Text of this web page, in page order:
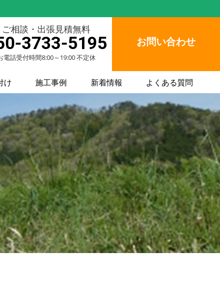
ご相談・出張見積無料
3733-5195
電話受付時間8:00～19:00 不定休
お問い合わせ
け 施工事例 新着情報 よくある質問